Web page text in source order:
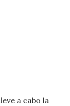
a cabo la